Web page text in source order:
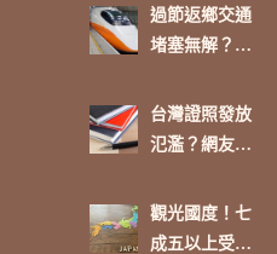
過節返鄉交通
堵塞無解？網
台灣證照發放
氾濫？網友：
進行有效管
理」
觀光國度！七
成五以上受訪